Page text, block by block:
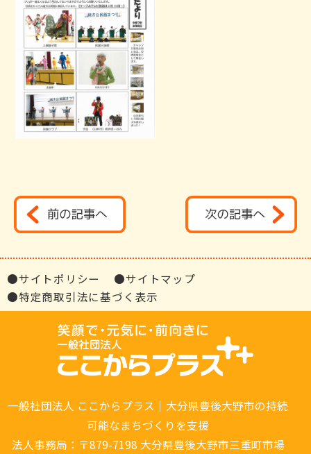
●サイトポリシー
●サイトマップ
●特定商取引法に基づく表示
一般社団法人 ここからプラス｜大分県豊後大野市の持続
可能なまちづくりを支援
法人事務局：〒879-7198 大分県豊後大野市三重町市場